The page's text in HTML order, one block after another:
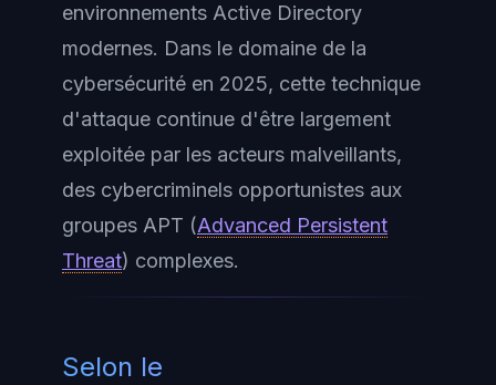
environnements Active Directory
modernes. Dans le domaine de la
cybersécurité en 2025, cette technique
d'attaque continue d'être largement
exploitée par les acteurs malveillants,
des cybercriminels opportunistes aux
groupes APT (Advanced Persistent
Threat) complexes.
Selon le